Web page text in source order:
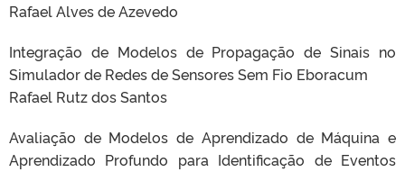
Rafael Alves de Azevedo
Integração de Modelos de Propagação de Sinais no
Simulador de Redes de Sensores Sem Fio Eboracum
Rafael Rutz dos Santos
Avaliação de Modelos de Aprendizado de Máquina e
Aprendizado Profundo para Identificação de Eventos